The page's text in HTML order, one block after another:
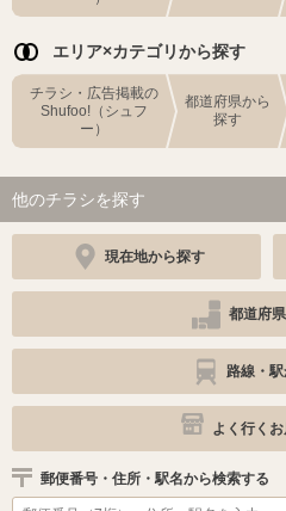
エリア×カテゴリから探す
チラシ・広告掲載の
Shufoo!（シュフ
ー）
都道府県から
探す
他のチラシを探す
現在地から探す
都道府
路線・
よく行く
郵便番号・住所・駅名から検索する